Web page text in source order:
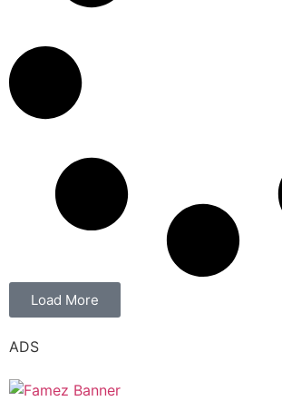
Load More
ADS